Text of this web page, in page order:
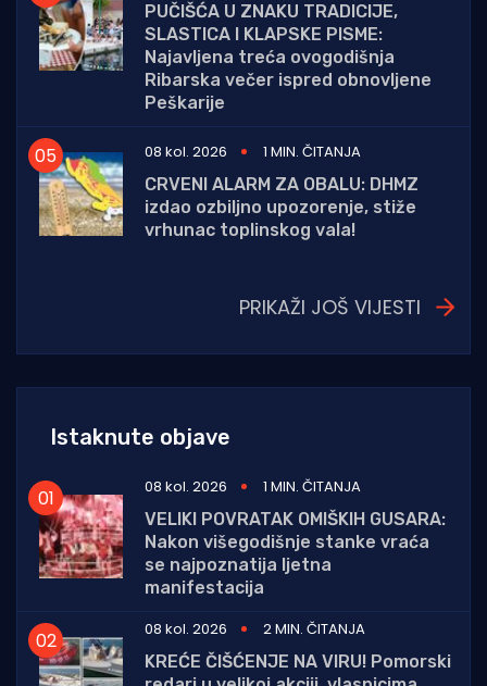
PUČIŠĆA U ZNAKU TRADICIJE,
SLASTICA I KLAPSKE PISME:
Najavljena treća ovogodišnja
Ribarska večer ispred obnovljene
Peškarije
08 kol. 2026
1 MIN. ČITANJA
CRVENI ALARM ZA OBALU: DHMZ
izdao ozbiljno upozorenje, stiže
vrhunac toplinskog vala!
PRIKAŽI JOŠ VIJESTI
Istaknute objave
08 kol. 2026
1 MIN. ČITANJA
VELIKI POVRATAK OMIŠKIH GUSARA:
Nakon višegodišnje stanke vraća
se najpoznatija ljetna
manifestacija
08 kol. 2026
2 MIN. ČITANJA
KREĆE ČIŠĆENJE NA VIRU! Pomorski